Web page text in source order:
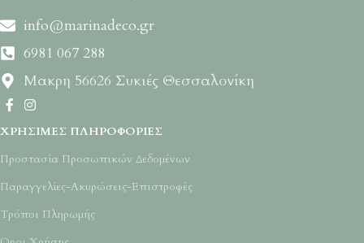
info@marinadeco.gr
6981 067 288
Μακρη 56626 Συκιές Θεσσαλονίκη
ΧΡΉΣΙΜΕΣ ΠΛΗΡΟΦΟΡΊΕΣ
Προστασία Προσωπικών Δεδομένων
Παραγγελίες-Ακυρώσεις-Επιστροφές
Τρόποι Πληρωμής